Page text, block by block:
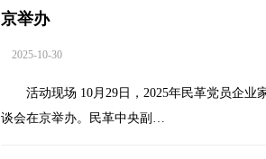
京举办
2025-10-30
活动现场 10月29日，2025年民革党员企业
谈会在京举办。民革中央副…